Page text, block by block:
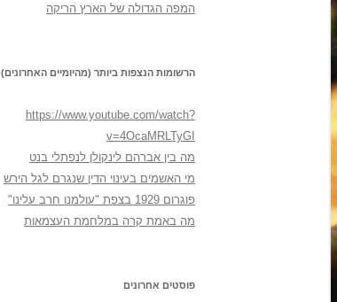
המפה הגדולה של הארץ הריקה
הרשומות הנצפות ביותר (מהיומיים האחרונים)
https://www.youtube.com/watch?
v=4OcaMRLTyGI
מה בין אברהם לינקולן לנפתלי בנט
מי האשמים בעינוי הדין שנגרם לגל הירש
פוגרום 1929 בצפת "עולמנו חרב עלינו"
מה באמת קרה במלחמת העצמאות
פוסטים אחרונים